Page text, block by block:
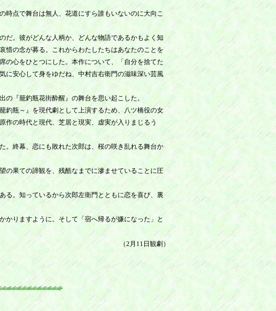
点で舞台は無人、花道にすら誰もいないのに大向こ
。彼がどんな人柄か、どんな物語であるかもよく知
惜の念が募る。これからわたしたちはあなたのことを
の心をひとつにした。本作について、「自分を捨てた
に安心して身をゆだね、中村吉右衛門の滋味深い芸風
『籠釣瓶花街酔醒』の舞台を思い起こした。
瓶～』を現代劇として上演するため、八ツ橋役の女
作の時代と現代、芝居と現実、虚実が入りまじるう
終幕、恋にも敗れた次郎は、桜の咲き乱れる舞台か
果ての諦観を、残酷なまでに滲ませていることに圧
。知っているから次郎左衛門とともに恋を喜び、裏
りますように。そして「宿へ帰るが嫌になった」と
（2月11日観劇）